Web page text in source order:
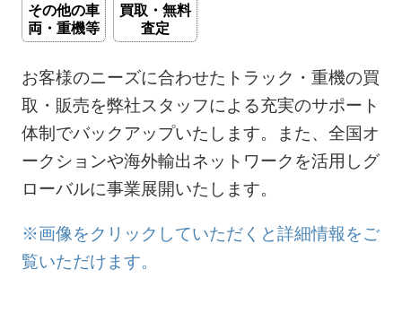
その他の車
両・重機等
買取・無料
査定
お客様のニーズに合わせたトラック・重機の買
取・販売を弊社スタッフによる充実のサポート
体制でバックアップいたします。また、全国オ
ークションや海外輸出ネットワークを活用しグ
ローバルに事業展開いたします。
※画像をクリックしていただくと詳細情報をご
覧いただけます。